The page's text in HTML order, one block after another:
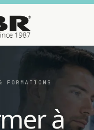
FORMATIONS
à